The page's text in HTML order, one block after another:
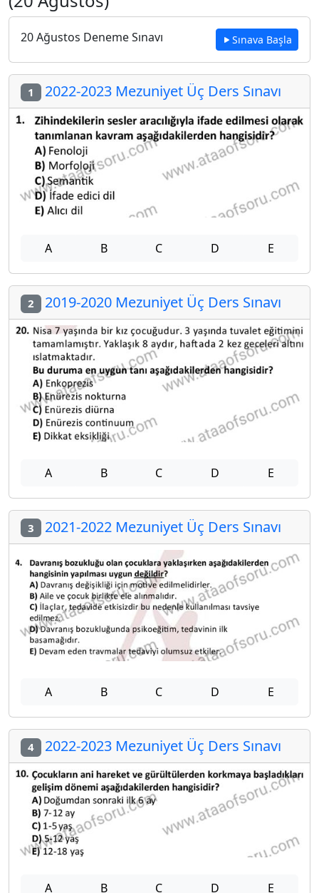
20 Ağustos Deneme Sınavı Sınava Başla
1 2022-2023 Mezuniyet Üç Ders Sınavı
A B C D E
2 2019-2020 Mezuniyet Üç Ders Sınavı
A B C D E
3 2021-2022 Mezuniyet Üç Ders Sınavı
A B C D E
4 2022-2023 Mezuniyet Üç Ders Sınavı
A B C D E